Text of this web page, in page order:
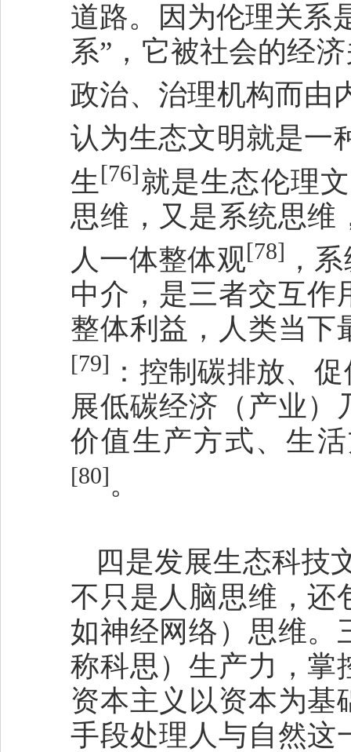
道路。因为伦理关系
系”，它被社会的经
政治、治理机构而由
认为生态文明就是一
生 [76]就是生态伦理
思维，又是系统思维
人一体整体观[78] ，
中介，是三者交互作
整体利益，人类当下
[79] ：控制碳排放、
展低碳经济（产业
价值生产方式、生
[80]。
四是发展生态科技
不只是人脑思维，还
如神经网络）思维。
称科思）生产力，掌
资本主义以资本为基
手段处理人与自然这